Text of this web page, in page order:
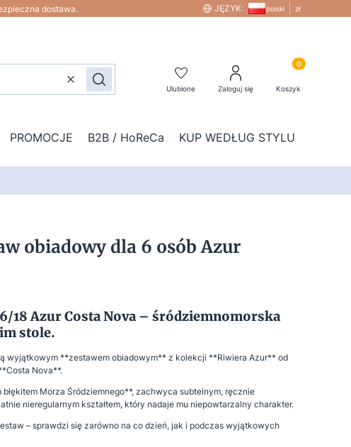
dostawa. JĘZYK: polski zł
WyczyśćSzukaj Ulubione Zaloguj się
Produkty w
Koszyk
PROMOCJE B2B / HoReCa KUP WEDŁUG STYLU
obiadowy dla 6 osób Azur
18 Azur Costa Nova – śródziemnomorska
stole.
wyjątkowym **zestawem obiadowym** z kolekcji **Riwiera Azur** od
Nova**.
Morza Śródziemnego**, zachwyca subtelnym, ręcznie
nieregularnym kształtem, który nadaje mu niepowtarzalny charakter.
– sprawdzi się zarówno na co dzień, jak i podczas wyjątkowych